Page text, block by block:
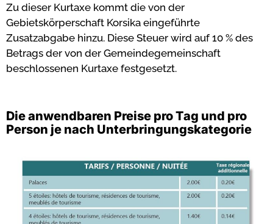
Zu dieser Kurtaxe kommt die von der
Gebietskörperschaft Korsika eingeführte
Zusatzabgabe hinzu. Diese Steuer wird auf 10 % des
Betrags der von der Gemeindegemeinschaft
beschlossenen Kurtaxe festgesetzt.
Die anwendbaren Preise pro Tag und pro
Person je nach Unterbringungskategorie